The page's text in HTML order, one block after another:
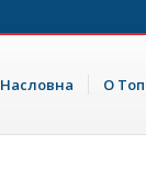
Насловна О